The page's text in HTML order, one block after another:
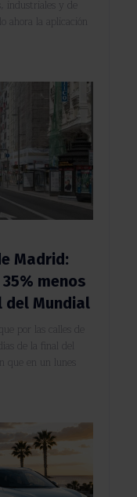
industriales y de
ahora la aplicación
Madrid:
menos
del Mundial
por las calles de
de la final del
en un lunes